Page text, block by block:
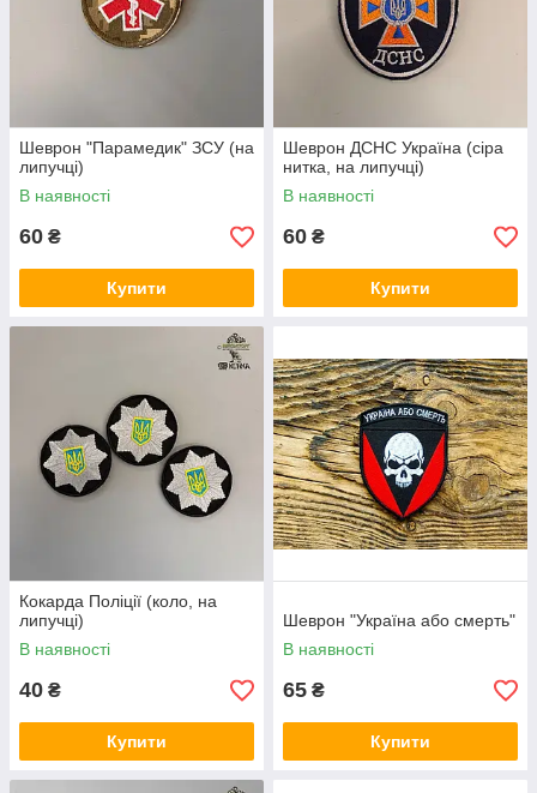
Шеврон "Парамедик" ЗСУ (на
липучці)
В наявності
60 ₴
Купити
Шеврон ДСНС Україна (сіра
нитка, на липучці)
В наявності
60 ₴
Купити
Кокарда Поліції (коло, на
липучці)
В наявності
40 ₴
Купити
Шеврон "Україна або смерть"
В наявності
65 ₴
Купити